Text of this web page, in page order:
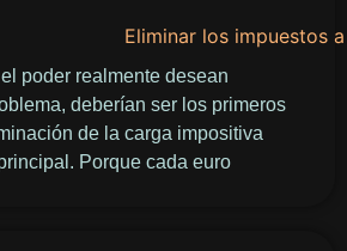
poder realmente desean
deberían ser los primeros
de la carga impositiva
Porque cada euro